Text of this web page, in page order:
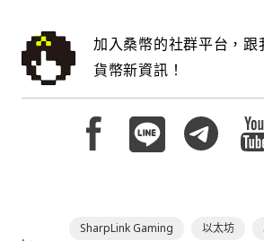
加入桑幣的社群平台，跟
貨幣新資訊！
SharpLink Gaming 以太坊